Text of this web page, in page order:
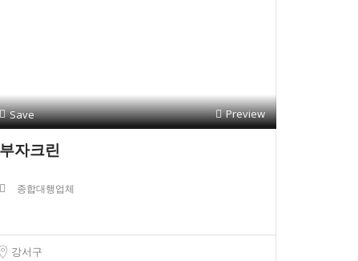
Save Preview
부자크린
종합대행업체
강서구